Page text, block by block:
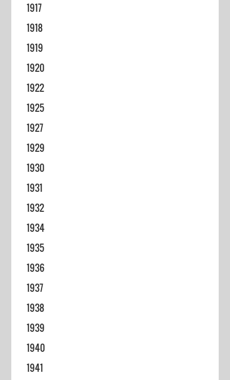
1917
1918
1919
1920
1922
1925
1927
1929
1930
1931
1932
1934
1935
1936
1937
1938
1939
1940
1941